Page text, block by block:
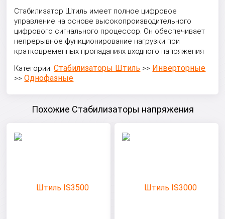
Стабилизатор Штиль имеет полное цифровое
управление на основе высокопроизводительного
цифрового сигнального процессор. Он обеспечивает
непрерывное функционирование нагрузки при
кратковременных пропаданиях входного напряжения
Категории:Стабилизаторы Штиль >> Инверторные
>>Однофазные
Похожие Стабилизаторы напряжения